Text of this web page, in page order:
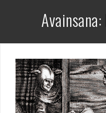
Avainsana: